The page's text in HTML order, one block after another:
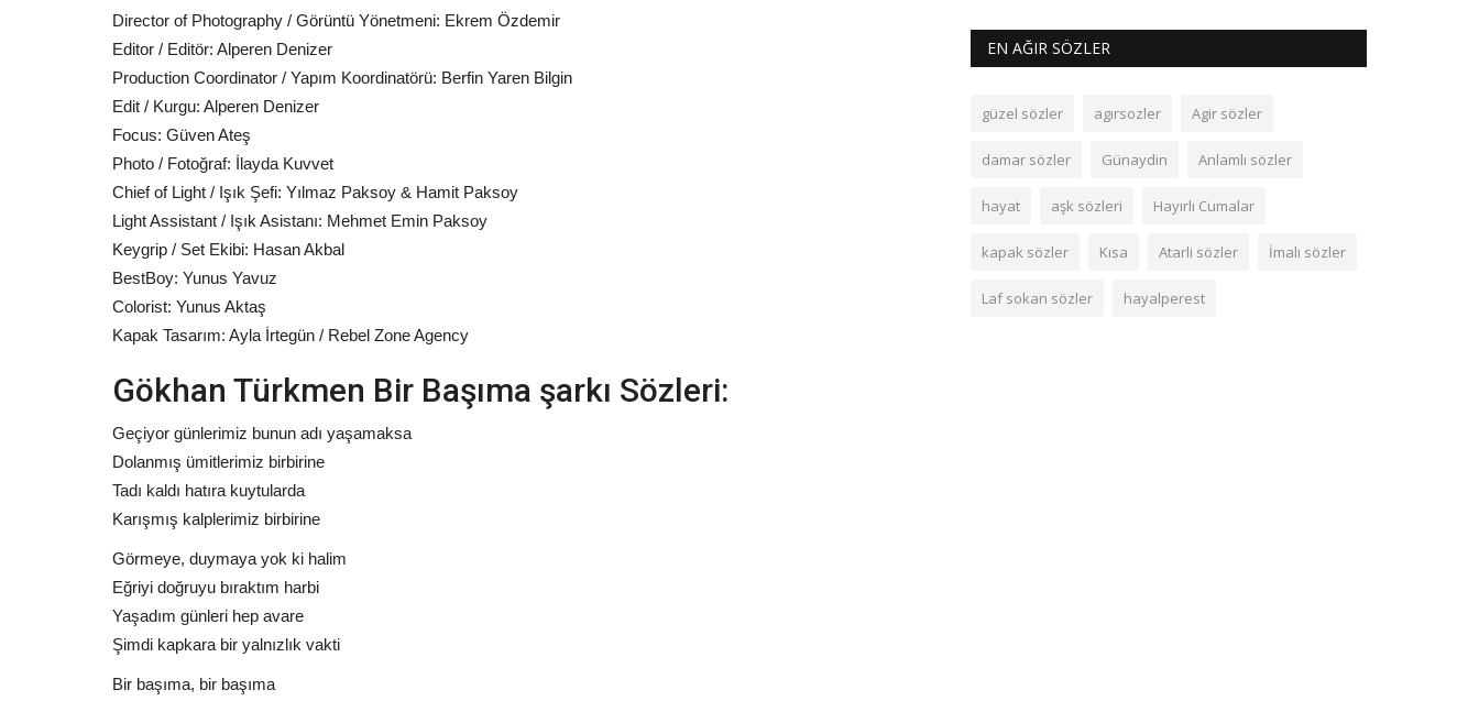
Director of Photography / Görüntü Yönetmeni: Ekrem Özdemir
Editor / Editör: Alperen Denizer
Production Coordinator / Yapım Koordinatörü: Berfin Yaren Bilgin
Edit / Kurgu: Alperen Denizer
Focus: Güven Ateş
Photo / Fotoğraf: İlayda Kuvvet
Chief of Light / Işık Şefi: Yılmaz Paksoy & Hamit Paksoy
Light Assistant / Işık Asistanı: Mehmet Emin Paksoy
Keygrip / Set Ekibi: Hasan Akbal
BestBoy: Yunus Yavuz
Colorist: Yunus Aktaş
Kapak Tasarım: Ayla İrtegün / Rebel Zone Agency
Gökhan Türkmen Bir Başıma şarkı Sözleri:
Geçiyor günlerimiz bunun adı yaşamaksa
Dolanmış ümitlerimiz birbirine
Tadı kaldı hatıra kuytularda
Karışmış kalplerimiz birbirine
Görmeye, duymaya yok ki halim
Eğriyi doğruyu bıraktım harbi
Yaşadım günleri hep avare
Şimdi kapkara bir yalnızlık vakti
Bir başıma, bir başıma
EN AĞIR SÖZLER
güzel sözler agırsozler Agir sözler
damar sözler Günaydin Anlamlı sözler
hayat aşk sözleri Hayırlı Cumalar
kapak sözler Kısa Atarli sözler İmalı sözler
Laf sokan sözler hayalperest